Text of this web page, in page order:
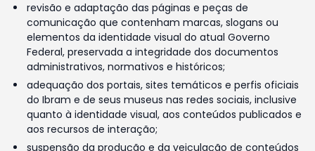
revisão e adaptação das páginas e peças de
comunicação que contenham marcas, slogans ou
elementos da identidade visual do atual Governo
Federal, preservada a integridade dos documentos
administrativos, normativos e históricos;
adequação dos portais, sites temáticos e perfis oficiais
do Ibram e de seus museus nas redes sociais, inclusive
quanto à identidade visual, aos conteúdos publicados e
aos recursos de interação;
suspensão da produção e da veiculação de conteúdos